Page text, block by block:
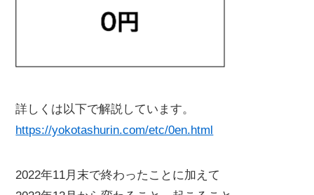
詳しくは以下で解説しています。
https://yokotashurin.com/etc/0en.html
2022年11月末で終わったことに加えて